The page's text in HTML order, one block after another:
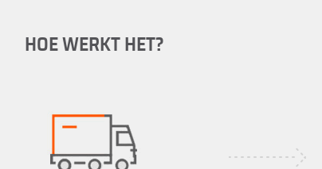
HOE WERKT HET?